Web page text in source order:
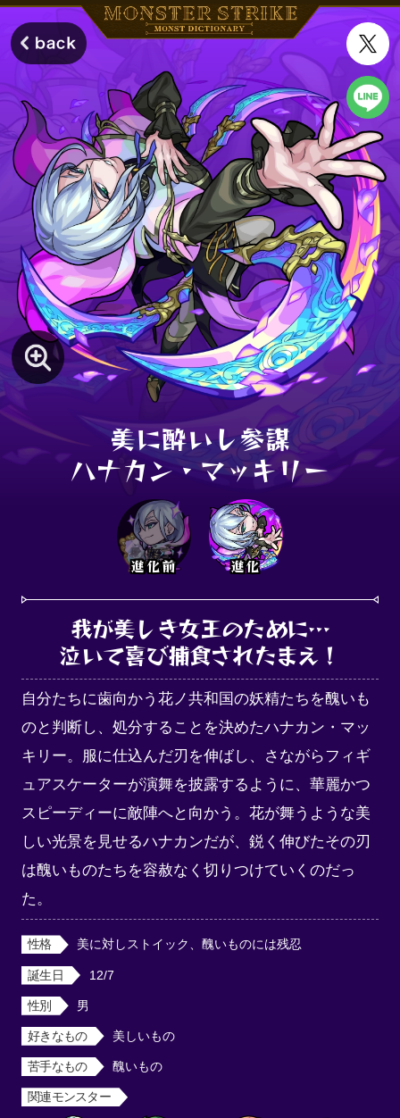
美に酔いし参謀
ハナカン・マッキリー
進化前 進化
我が美しき女王のために…
泣いて喜び捕食されたまえ！
自分たちに歯向かう花ノ共和国の妖精たちを醜いも
のと判断し、処分することを決めたハナカン・マッ
キリー。服に仕込んだ刃を伸ばし、さながらフィギ
ュアスケーターが演舞を披露するように、華麗かつ
スピーディーに敵陣へと向かう。花が舞うような美
しい光景を見せるハナカンだが、鋭く伸びたその刃
は醜いものたちを容赦なく切りつけていくのだっ
た。
性格 美に対しストイック、醜いものには残忍
誕生日 12/7
性別 男
好きなもの 美しいもの
苦手なもの 醜いもの
関連モンスター